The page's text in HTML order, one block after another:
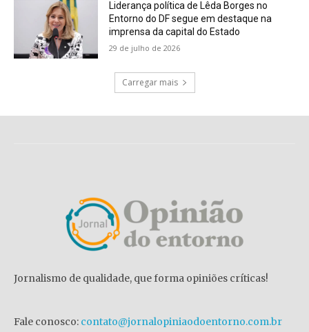
Liderança política de Lêda Borges no
Entorno do DF segue em destaque na
imprensa da capital do Estado
29 de julho de 2026
Carregar mais
Jornalismo de qualidade, que forma opiniões críticas!
Fale conosco: contato@jornalopiniaodoentorno.com.br